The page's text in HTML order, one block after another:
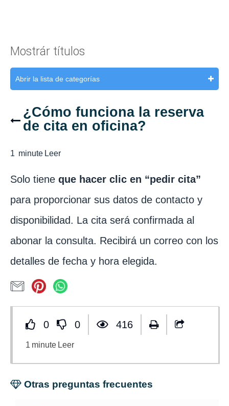
Mostrár títulos
Abrir la lista de categorías
¿Cómo funciona la reserva
de cita en oficina?
1 minute Leer
Solo tiene que hacer clic en “pedir cita”
para proporcionar sus datos de contacto y
disponibilidad. La cita será confirmada al
abonar la consulta. Recibirá un correo con los
detalles de fecha y hora elegida.
0 0 416
1 minute Leer
Otras preguntas frecuentes